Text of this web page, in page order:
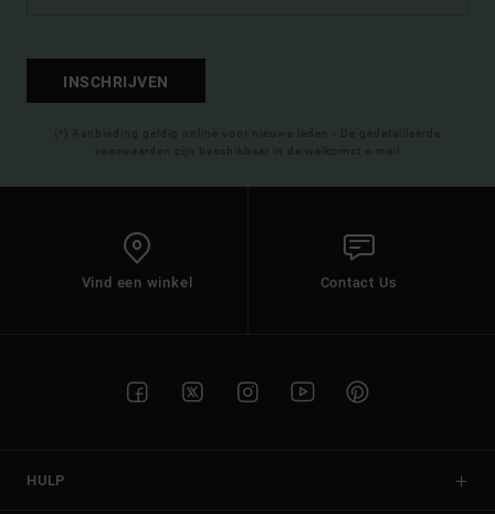
INSCHRIJVEN
(*) Aanbieding geldig online voor nieuwe leden - De gedetailleerde
voorwaarden zijn beschikbaar in de welkomst e-mail
Vind een winkel Contact Us
HULP